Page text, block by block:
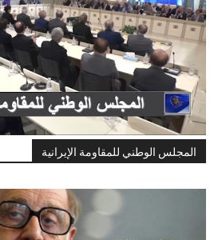
المجلس الوطني للمقاومة الإيرانية